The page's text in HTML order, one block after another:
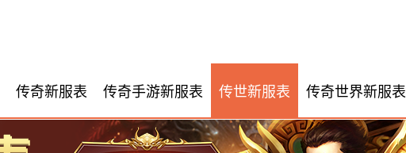
传奇新服表 传奇手游新服表 传世新服表 传奇世界新服表